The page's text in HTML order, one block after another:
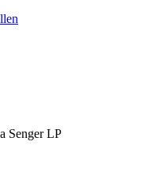
Senger LP